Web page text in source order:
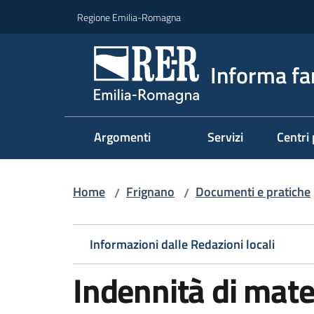
Regione Emilia-Romagna
Informa
Argomenti Servizi Centri
Home / Frignano / Documenti e pratiche
Informazioni dalle Redazioni locali
Indennità di